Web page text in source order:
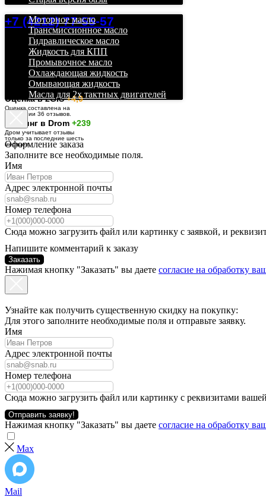
+7 (4212) 77-55-57
Оценка в 2GIS+4,9
Оценка составлена на
основании 36 отзывов.
Рейтинг в Drom +239
Дром учитывает отзывы
только за последние шесть
месяцев.
Моторное масло
Трансмиссионное масло
Гидравлическое масло
Жидкость для КПП
Промывочное масло
Охлаждающая жидкость
Омывающая жидкость
Масла для 2х тактных двигателей
Оформление заказа
Заполните все необходимые поля.
Имя
Адрес электронной почты
Номер телефона
Сюда можно загрузить файл или картинку с заявкой, и
Напишите комментарий к заказу
Заказать
Нажимая кнопку "Заказать" вы даете согласие на обработку
Узнайте как получить существенную скидку на покупку:
Для этого заполните необходимые поля и отправьте заявку.
Имя
Адрес электронной почты
Номер телефона
Сюда можно загрузить файл или картинку с реквизитами
Отправить заявку!
Нажимая кнопку "Заказать" вы даете согласие на обработку
Max
Mail